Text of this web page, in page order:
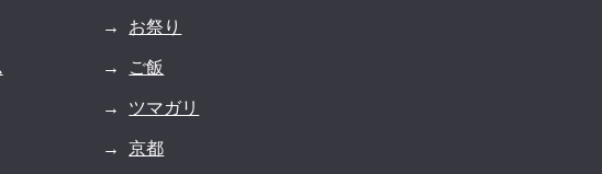
お祭り
ご飯
ツマガリ
京都